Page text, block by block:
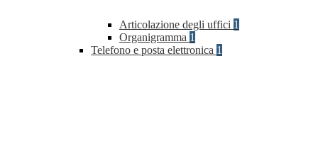
Articolazione degli uffici 1
Organigramma 1
Telefono e posta elettronica 1